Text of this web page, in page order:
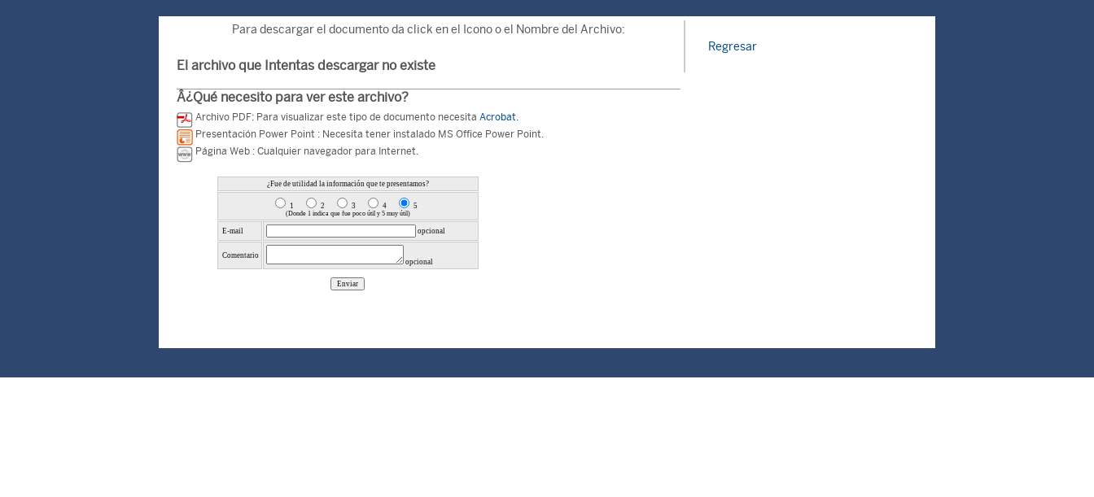
Para descargar el documento da click en el Icono o el Nombre del Archivo:
El archivo que Intentas descargar no existe
Â¿Qué necesito para ver este archivo?
Archivo PDF: Para visualizar este tipo de documento necesita Acrobat.
Presentación Power Point : Necesita tener instalado MS Office Power Point.
Página Web : Cualquier navegador para Internet.
Regresar